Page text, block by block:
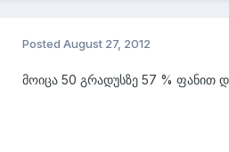
Posted August 27, 2012
მოიცა 50 გრადუსზე 57 % ფანით